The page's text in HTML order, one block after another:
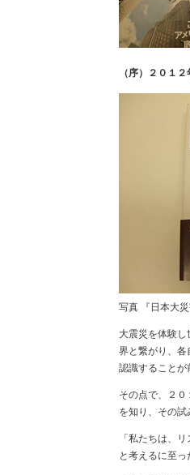
（序）２０１
写真 『日本大
大震災を体験
界と繋がり、各
認識することが
その点で、２０
を知り、その試
「私たちは、
と考えるに至っ